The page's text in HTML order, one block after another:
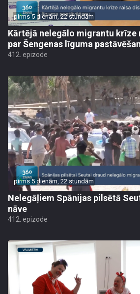
pirms 5 dienām, 22 stundām
Kārtējā nelegālo migrantu krīze
par Šengenas līguma
412. epizode
pirms 5 dienām, 22 stundām
Nelegāļiem Spānijas pilsētā
nāve
412. epizode